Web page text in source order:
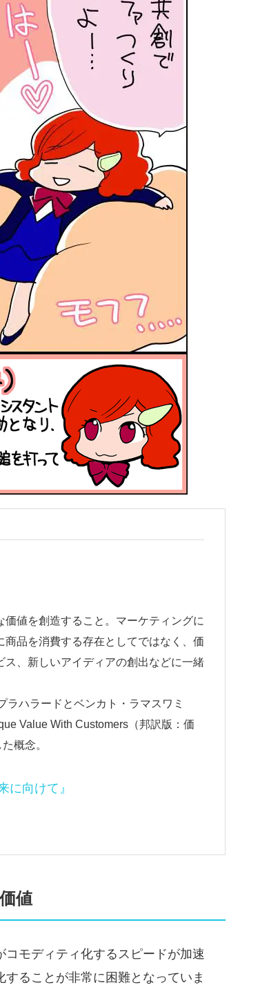
値を創造すること。マーケティングに
品を消費する存在としてではなく、価
、新しいアイディアの創出などに一緒
ハラードとベンカト・ラマスワミ
Value With Customers（邦訳版：価
概念。
に向けて』
値
モディティ化するスピードが加速
ることが非常に困難となっていま